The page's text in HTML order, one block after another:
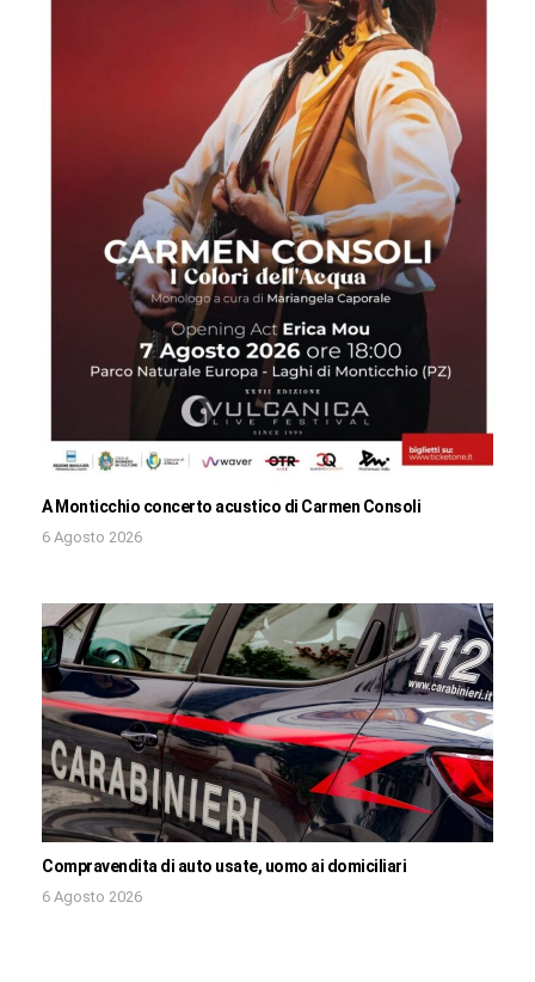
A Monticchio concerto acustico di Carmen Consoli
6 Agosto 2026
Compravendita di auto usate, uomo ai domiciliari
6 Agosto 2026